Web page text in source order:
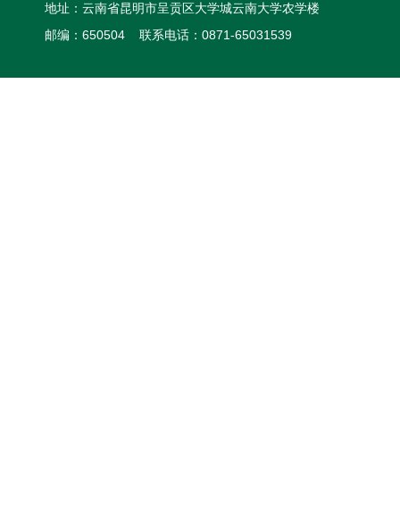
地址：云南省昆明市呈贡区大学城云南大学农学楼
邮编：650504 联系电话：0871-65031539